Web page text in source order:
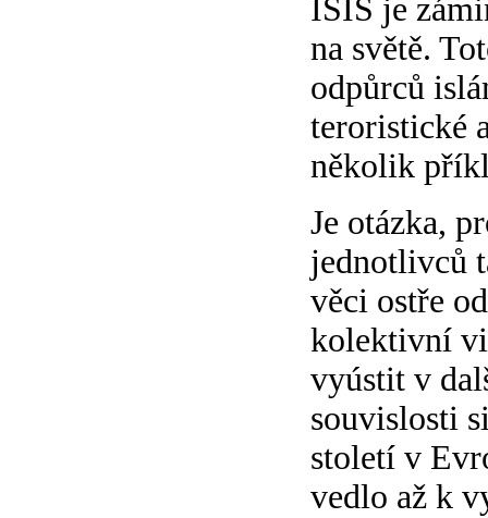
ISIS je
na světě.
odpůrců
teroristické
několik
Je otázka,
jednotlivců
věci ostře
kolektivní
vyústit v
souvislosti
století v
vedlo až k